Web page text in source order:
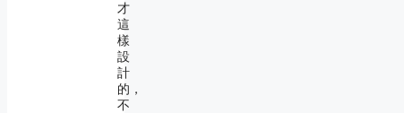
才
這
樣
設
計
的，
不